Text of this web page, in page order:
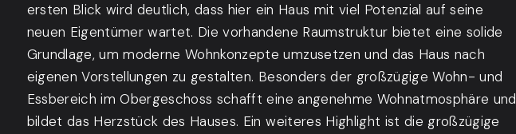
ersten Blick wird deutlich, dass hier ein Haus mit viel Potenzial auf seine
neuen Eigentümer wartet. Die vorhandene Raumstruktur bietet eine solide
Grundlage, um moderne Wohnkonzepte umzusetzen und das Haus nach
eigenen Vorstellungen zu gestalten. Besonders der großzügige Wohn- und
Essbereich im Obergeschoss schafft eine angenehme Wohnatmosphäre und
bildet das Herzstück des Hauses. Ein weiteres Highlight ist die großzügige